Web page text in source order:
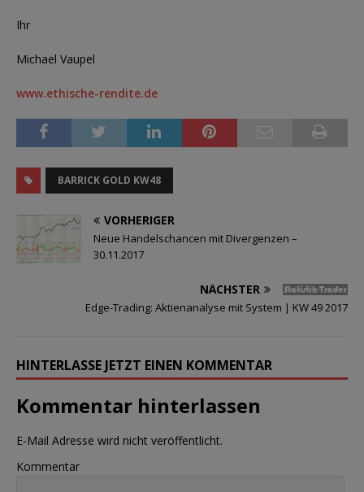
Ihr
Michael Vaupel
www.ethische-rendite.de
BARRICK GOLD KW48
VORHERIGER
Neue Handelschancen mit Divergenzen –
30.11.2017
NÄCHSTER
Edge-Trading: Aktienanalyse mit System | KW 49 2017
HINTERLASSE JETZT EINEN KOMMENTAR
Kommentar hinterlassen
E-Mail Adresse wird nicht veröffentlicht.
Kommentar